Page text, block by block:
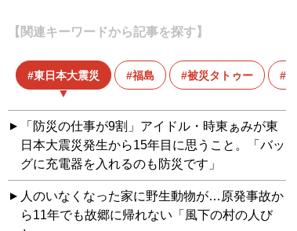
【関連キーワードから記事を探す】
東日本大震災 福島 被災タトゥー
「防災の仕事が9割」アイドル・時東ぁみが東
日本大震災発生から15年目に思うこと。「バッ
グに充電器を入れるのも防災です」
人のいなくなった家に野生動物が…原発事故か
ら11年でも故郷に帰れない「風下の村の人び